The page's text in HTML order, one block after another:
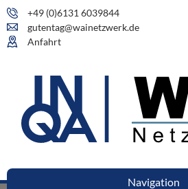
+49 (0)6131 6039844
gutentag@wainetzwerk.de
Anfahrt
Navigation